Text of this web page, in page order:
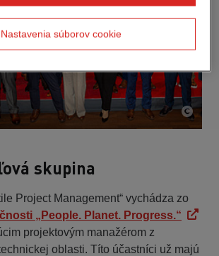
skupina
Project Management“ vychádza zo
„People. Planet. Progress.“
projektovým manažérom z
oblasti. Títo účastníci už majú
Nastavenia súborov cookie